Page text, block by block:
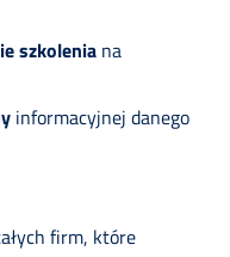
szkolenia na
informacyjnej danego
firm, które